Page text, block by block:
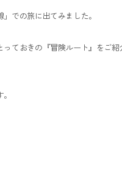
での旅に出てみました。
ておきの『冒険ルート』をご紹